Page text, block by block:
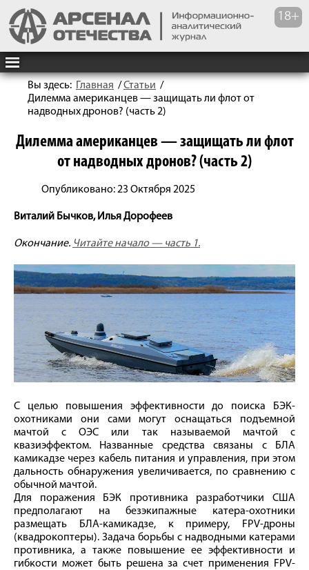
Вы здесь: Главная /Статьи /
Дилемма американцев — защищать ли флот от
надводных дронов? (часть 2)
Дилемма американцев — защищать ли флот
от надводных дронов? (часть 2)
Опубликовано: 23 Октября 2025
Виталий Бычков, Илья Дорофеев
Окончание. Читайте начало — часть 1.
С целью повышения эффективности до поиска БЭК-
охотниками они сами могут оснащаться подъемной
мачтой с ОЭС или так называемой мачтой с
квазиэффектом. Названные средства связаны с БЛА
камикадзе через кабель питания и управления, при этом
дальность обнаружения увеличивается, по сравнению с
обычной мачтой.
Для поражения БЭК противника разработчики США
предполагают на безэкипажные катера-охотники
размещать БЛА-камикадзе, к примеру, FPV-дроны
(квадрокоптеры). Задача борьбы с надводными катерами
противника, а также повышение ее эффективности и
гибкости может быть решена за счет применения FPV-